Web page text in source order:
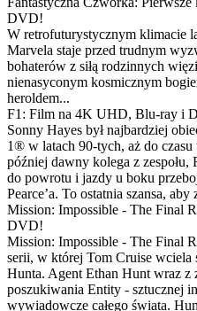
DVD!
W retrofuturystycznym klimacie
Marvela staje przed trudnym
bohaterów z siłą rodzinnych
nienasyconym kosmicznym
heroldem...
F1: Film na 4K UHD, Blu-ray i
Sonny Hayes był najbardziej
1® w latach 90-tych, aż do
później dawny kolega z zespołu,
do powrotu i jazdy u boku
Pearce’a. To ostatnia szansa,
Mission: Impossible - The Final
DVD!
Mission: Impossible - The Final
serii, w której Tom Cruise wciela
Hunta. Agent Ethan Hunt wraz z
poszukiwania Entity - sztucznej
wywiadowcze całego świata.